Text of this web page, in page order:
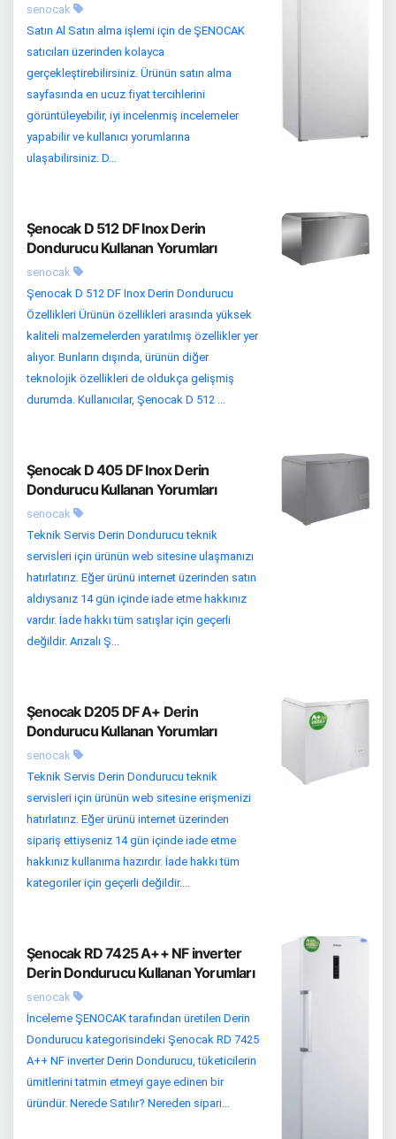
senocak
Satın Al Satın alma işlemi için de ŞENOCAK
satıcıları üzerinden kolayca
gerçekleştirebilirsiniz. Ürünün satın alma
sayfasında en ucuz fiyat tercihlerini
görüntüleyebilir, iyi incelenmiş incelemeler
yapabilir ve kullanıcı yorumlarına
ulaşabilirsiniz. D...
Şenocak D 512 DF Inox Derin
Dondurucu Kullanan Yorumları
senocak
Şenocak D 512 DF Inox Derin Dondurucu
Özellikleri Ürünün özellikleri arasında yüksek
kaliteli malzemelerden yaratılmış özellikler yer
alıyor. Bunların dışında, ürünün diğer
teknolojik özellikleri de oldukça gelişmiş
durumda. Kullanıcılar, Şenocak D 512 ...
Şenocak D 405 DF Inox Derin
Dondurucu Kullanan Yorumları
senocak
Teknik Servis Derin Dondurucu teknik
servisleri için ürünün web sitesine ulaşmanızı
hatırlatırız. Eğer ürünü internet üzerinden satın
aldıysanız 14 gün içinde iade etme hakkınız
vardır. İade hakkı tüm satışlar için geçerli
değildir. Arızalı Ş...
Şenocak D205 DF A+ Derin
Dondurucu Kullanan Yorumları
senocak
Teknik Servis Derin Dondurucu teknik
servisleri için ürünün web sitesine erişmenizi
hatırlatırız. Eğer ürünü internet üzerinden
sipariş ettiyseniz 14 gün içinde iade etme
hakkınız kullanıma hazırdır. İade hakkı tüm
kategoriler için geçerli değildir....
Şenocak RD 7425 A++ NF inverter
Derin Dondurucu Kullanan Yorumları
senocak
İnceleme ŞENOCAK tarafından üretilen Derin
Dondurucu kategorisindeki Şenocak RD 7425
A++ NF inverter Derin Dondurucu, tüketicilerin
ümitlerini tatmin etmeyi gaye edinen bir
üründür. Nerede Satılır? Nereden sipari...